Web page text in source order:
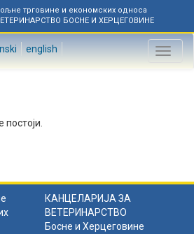
трговине и економских односа
БОСНЕ И ХЕРЦЕГОВИНЕ
english
Toggle
КАНЦЕЛАРИЈА ЗА
ВЕТЕРИНАРСТВО
Босне и Херцеговине